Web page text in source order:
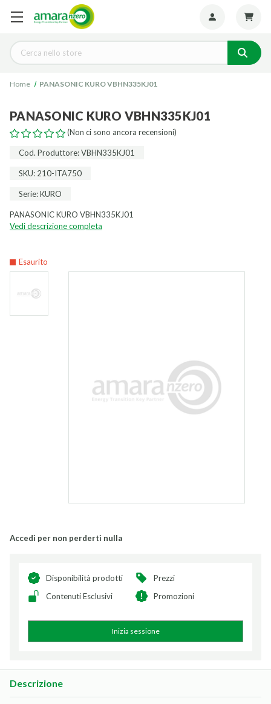
Cerca
Home PANASONIC KURO VBHN335KJ01
PANASONIC KURO VBHN335KJ01
(Non ci sono ancora recensioni)
Cod. Produttore: VBHN335KJ01
SKU: 210-ITA750
Serie: KURO
PANASONIC KURO VBHN335KJ01
Vedi descrizione completa
Esaurito
Accedi per non perderti nulla
Disponibilità prodotti
Prezzi
Contenuti Esclusivi
Promozioni
Inizia sessione
Descrizione